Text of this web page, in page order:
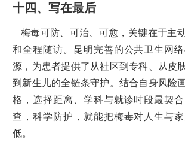
十四、写在最后
梅毒可防、可治、可愈，关键在于主
和全程随访。昆明完善的公共卫生网
源，为患者提供了从社区到专科、从皮
到新生儿的全链条守护。结合自身风险
格，选择距离、学科与就诊时段最契
查，科学防护，就能把梅毒对人生与
低。